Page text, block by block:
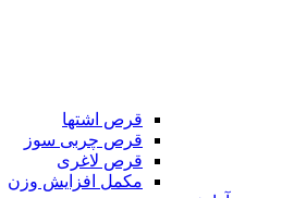
قرص اشتها
قرص چربی سوز
قرص لاغری
مکمل افزایش وزن